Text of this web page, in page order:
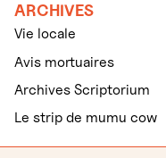
ARCHIVES
Vie locale
Avis mortuaires
Archives Scriptorium
Le strip de mumu cow